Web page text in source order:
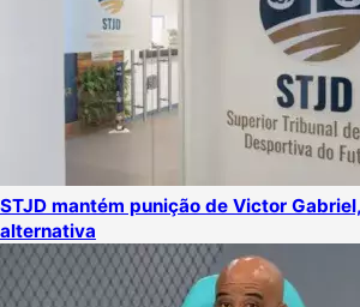
STJD mantém punição de Victor
alternativa